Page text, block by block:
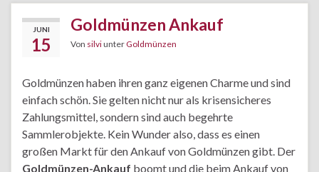
JUNI
15
Goldmünzen Ankauf
Von silviunter Goldmünzen
Goldmünzen haben ihren ganz eigenen Charme und sind
einfach schön. Sie gelten nicht nur als krisensicheres
Zahlungsmittel, sondern sind auch begehrte
Sammlerobjekte. Kein Wunder also, dass es einen
großen Markt für den Ankauf von Goldmünzen gibt. Der
Goldmünzen-Ankauf boomt und die beim Ankauf von